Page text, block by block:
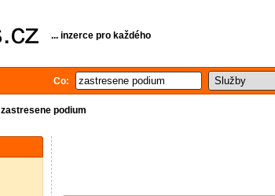
... inzerce pro každého
Co:
zastresene podium